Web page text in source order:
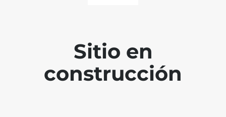
Sitio en
construcción